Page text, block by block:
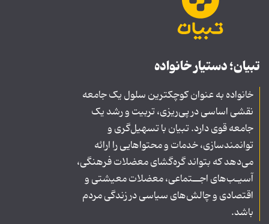
تبیان؛ دستیار خانواده
خانواده به عنوان کوچکترین سلول یک جامعه
نقشی اساسی در پی‌ریزی، تربیت و رشد یک
جامعه قوی دارد. تبیان با تسهیل‌گری و
توانمندسازی، خدمات و محتواهایی را ارائه
می‌دهد که بتواند گره‌گشای معضلات فرهنگی،
آسیـب‌های اجــتماعی، معضلات معیشتی و
اقتصادی و چالش‌های سیاسی در زندگی مردم
باشد.